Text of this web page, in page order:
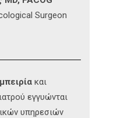
Surgeon
και
εγγυώνται
υπηρεσιών